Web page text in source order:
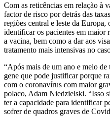
Com as reticências em relação à
factor de risco por detrás das
regiões central e leste da Europa,
identificar os pacientes em maior
a vacina, bem como a dar aos
tratamento mais intensivas no
“Após mais de um ano e meio
gene que pode justificar porque
com o coronavírus com maior
polaco, Adam Niedzielski. “Isso
ter a capacidade para identificar
sofrer de quadros graves de